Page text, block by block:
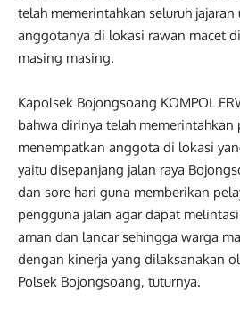
telah memerintahkan seluruh
anggotanya di lokasi rawan macet
masing masing.
Kapolsek Bojongsoang KOMPOL
bahwa dirinya telah memerintahkan
menempatkan anggota di lokasi
yaitu disepanjang jalan raya
dan sore hari guna memberikan
pengguna jalan agar dapat
aman dan lancar sehingga warga
dengan kinerja yang dilaksanakan
Polsek Bojongsoang, tuturnya.